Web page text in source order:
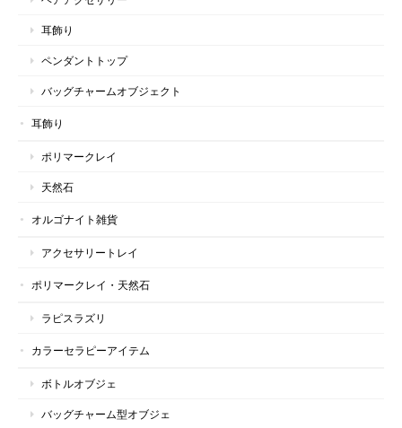
耳飾り
ペンダントトップ
バッグチャームオブジェクト
耳飾り
ポリマークレイ
天然石
オルゴナイト雑貨
アクセサリートレイ
ポリマークレイ・天然石
ラピスラズリ
カラーセラピーアイテム
ボトルオブジェ
バッグチャーム型オブジェ